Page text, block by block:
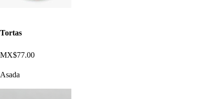
Tortas
MX$77.00
Asada